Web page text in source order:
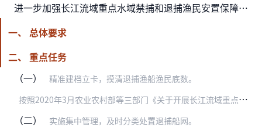
进一步加强长江流域重点水域禁捕和退捕渔民安置保障工作实施方案
一、 总体要求
二、 重点任务
（一）
精准建档立卡，摸清退捕渔船渔民底数。
按
照2020年3月农业农村部等三部门《关于开展长江流域重点水域退捕渔船渔民信息建档立卡“回头看”的通知》要求，长江流域沿江沿湖市县应在2020年5月10日前完成…
（二）
实施集中管理，及时分类处置退捕船网。